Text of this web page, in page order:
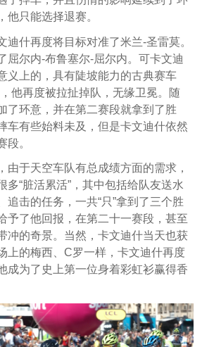
他只能选择退赛。
迪什再度将目标对准了米兰-圣雷莫。
屈尔内-布鲁塞尔-屈尔内。可卡文迪
义上的，具有陡坡能力的古典赛车
他再度被拉扯掉队，无缘卫冕。随
了环意，并在第二赛段就拿到了胜
车有些始料未及，但是卡文迪什依然
段。
由于天空车队有总成绩方面的需求，
多“脏活累活”，其中包括给队友送水
追击的任务，一共“只”拿到了三个胜
予了他回报，在第二十一赛段，甚至
冲的奇景。当然，卡文迪什当天也获
上的梅西、C罗一样，卡文迪什再度
为了史上第一位身着彩虹衫赢得香